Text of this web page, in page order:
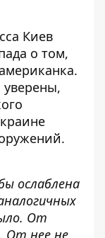
Киев
о том,
ослаблена
От
От нее не